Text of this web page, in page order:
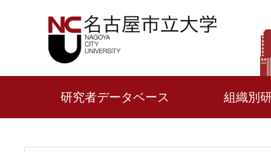
研究者データベース 組織別